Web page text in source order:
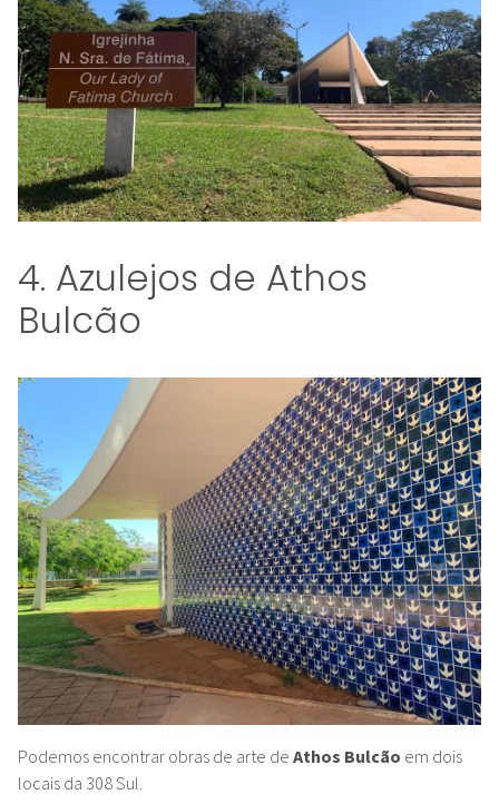
4. Azulejos de Athos
Bulcão
Podemos encontrar obras de arte de Athos Bulcão em dois
locais da 308 Sul.